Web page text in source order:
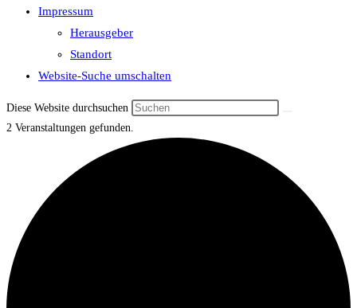
Impressum
Herausgeber
Standort
Website-Suche umschalten
Diese Website durchsuchen
2 Veranstaltungen gefunden.